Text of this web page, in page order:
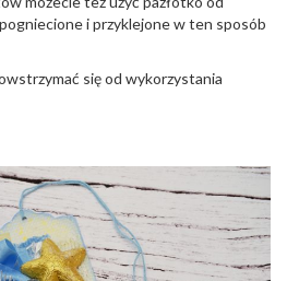
i przyklejone w ten sposób
się od wykorzystania